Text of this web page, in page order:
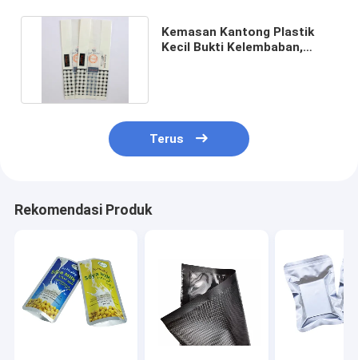
Kemasan Kantong Plastik
Kecil Bukti Kelembaban,
Terus
Rekomendasi Produk